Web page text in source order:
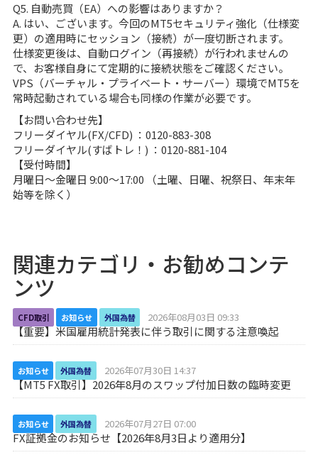
Q5. 自動売買（EA）への影響はありますか？
A. はい、ございます。今回のMT5セキュリティ強化（仕様変
更）の適用時にセッション（接続）が一度切断されます。
仕様変更後は、自動ログイン（再接続）が行われませんの
で、お客様自身にて定期的に接続状態をご確認ください。
VPS（バーチャル・プライベート・サーバー）環境でMT5を
常時起動されている場合も同様の作業が必要です。
【お問い合わせ先】
フリーダイヤル(FX/CFD) ：0120-883-308
フリーダイヤル(すばトレ！) ：0120-881-104
【受付時間】
月曜日～金曜日 9:00～17:00 （土曜、日曜、祝祭日、年末年
始等を除く）
関連カテゴリ・お勧めコンテ
ンツ
CFD取引 お知らせ 外国為替 2026年08月03日 09:33
【重要】米国雇用統計発表に伴う取引に関する注意喚起
お知らせ 外国為替 2026年07月30日 14:37
【MT5 FX取引】2026年8月のスワップ付加日数の臨時変更
お知らせ 外国為替 2026年07月27日 07:00
FX証拠金のお知らせ【2026年8月3日より適用分】